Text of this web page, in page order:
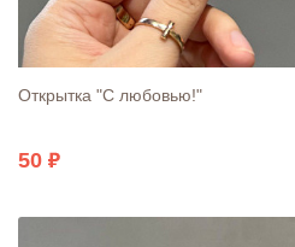
Открытка "С любовью!"
50